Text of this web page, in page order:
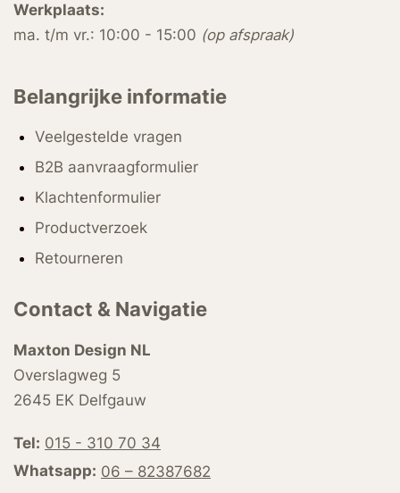
Werkplaats:
ma. t/m vr.: 10:00 - 15:00 (op afspraak)
Belangrijke informatie
Veelgestelde vragen
B2B aanvraagformulier
Klachtenformulier
Productverzoek
Retourneren
Contact & Navigatie
Maxton Design NL
Overslagweg 5
2645 EK Delfgauw
Tel: 015 - 310 70 34
Whatsapp: 06 – 82387682